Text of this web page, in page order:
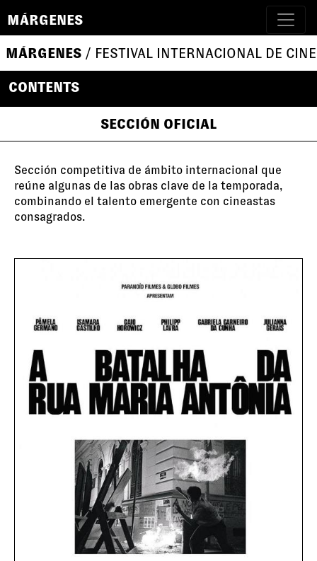
MÁRGENES
MÁRGENES / FESTIVAL INTERNACIONAL DE
CONTENTS
SECCIÓN OFICIAL
Sección competitiva de ámbito internacional que
reúne algunas de las obras clave de la temporada,
combinando el talento emergente con cineastas
consagrados.